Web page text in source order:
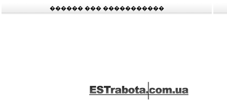
������ ��� �����������